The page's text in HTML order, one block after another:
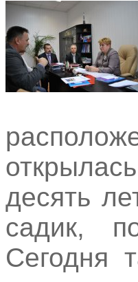
десять
садик,
Сегодня